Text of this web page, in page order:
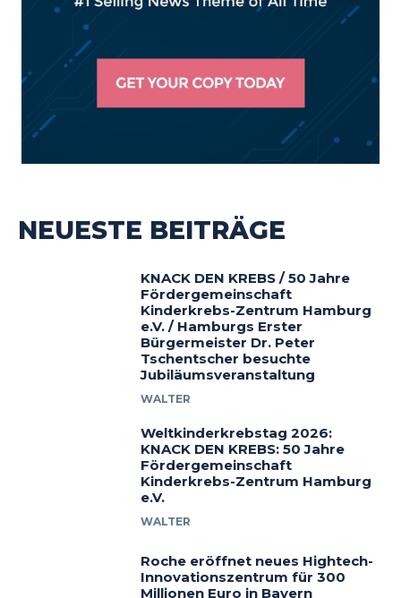
NEUESTE BEITRÄGE
KNACK DEN KREBS / 50 Jahre
Fördergemeinschaft
Kinderkrebs-Zentrum Hamburg
e.V. / Hamburgs Erster
Bürgermeister Dr. Peter
Tschentscher besuchte
Jubiläumsveranstaltung
WALTER
Weltkinderkrebstag 2026:
KNACK DEN KREBS: 50 Jahre
Fördergemeinschaft
Kinderkrebs-Zentrum Hamburg
e.V.
WALTER
Roche eröffnet neues Hightech-
Innovationszentrum für 300
Millionen Euro in Bayern